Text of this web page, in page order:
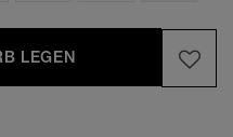
LEGEN